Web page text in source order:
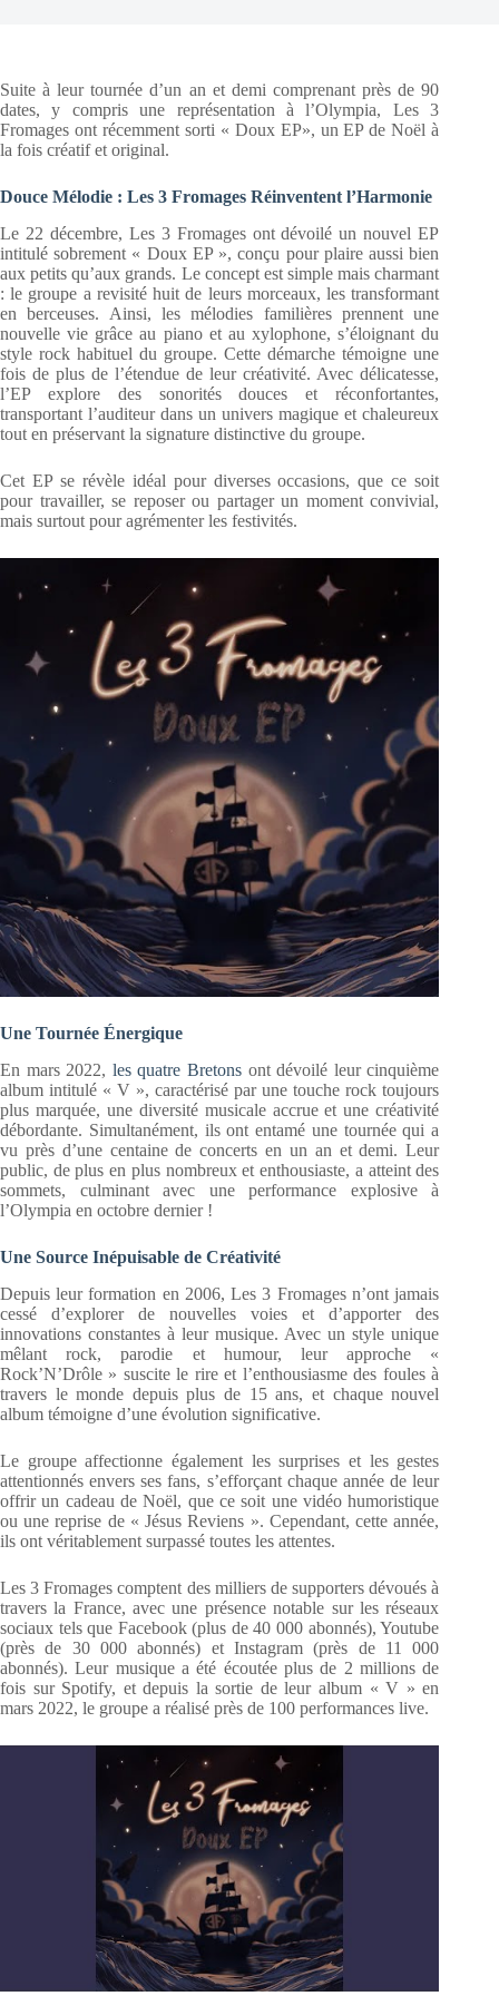
Suite à leur tournée d’un an et demi comprenant près de 90
dates, y compris une représentation à l’Olympia, Les 3
Fromages ont récemment sorti « Doux EP», un EP de Noël à
la fois créatif et original.
Douce Mélodie : Les 3 Fromages Réinventent l’Harmonie
Le 22 décembre, Les 3 Fromages ont dévoilé un nouvel EP
intitulé sobrement « Doux EP », conçu pour plaire aussi bien
aux petits qu’aux grands. Le concept est simple mais charmant
: le groupe a revisité huit de leurs morceaux, les transformant
en berceuses. Ainsi, les mélodies familières prennent une
nouvelle vie grâce au piano et au xylophone, s’éloignant du
style rock habituel du groupe. Cette démarche témoigne une
fois de plus de l’étendue de leur créativité. Avec délicatesse,
l’EP explore des sonorités douces et réconfortantes,
transportant l’auditeur dans un univers magique et chaleureux
tout en préservant la signature distinctive du groupe.
Cet EP se révèle idéal pour diverses occasions, que ce soit
pour travailler, se reposer ou partager un moment convivial,
mais surtout pour agrémenter les festivités.
Une Tournée Énergique
En mars 2022, les quatre Bretonsont dévoilé leur cinquième
album intitulé « V », caractérisé par une touche rock toujours
plus marquée, une diversité musicale accrue et une créativité
débordante. Simultanément, ils ont entamé une tournée qui a
vu près d’une centaine de concerts en un an et demi. Leur
public, de plus en plus nombreux et enthousiaste, a atteint des
sommets, culminant avec une performance explosive à
l’Olympia en octobre dernier !
Une Source Inépuisable de Créativité
Depuis leur formation en 2006, Les 3 Fromages n’ont jamais
cessé d’explorer de nouvelles voies et d’apporter des
innovations constantes à leur musique. Avec un style unique
mêlant rock, parodie et humour, leur approche «
Rock’N’Drôle » suscite le rire et l’enthousiasme des foules à
travers le monde depuis plus de 15 ans, et chaque nouvel
album témoigne d’une évolution significative.
Le groupe affectionne également les surprises et les gestes
attentionnés envers ses fans, s’efforçant chaque année de leur
offrir un cadeau de Noël, que ce soit une vidéo humoristique
ou une reprise de « Jésus Reviens ». Cependant, cette année,
ils ont véritablement surpassé toutes les attentes.
Les 3 Fromages comptent des milliers de supporters dévoués à
travers la France, avec une présence notable sur les réseaux
sociaux tels que Facebook (plus de 40 000 abonnés), Youtube
(près de 30 000 abonnés) et Instagram (près de 11 000
abonnés). Leur musique a été écoutée plus de 2 millions de
fois sur Spotify, et depuis la sortie de leur album « V » en
mars 2022, le groupe a réalisé près de 100 performances live.